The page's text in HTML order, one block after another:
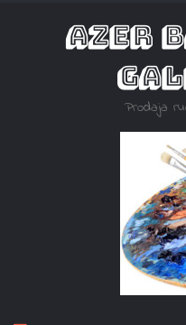
AZER
Prodaja